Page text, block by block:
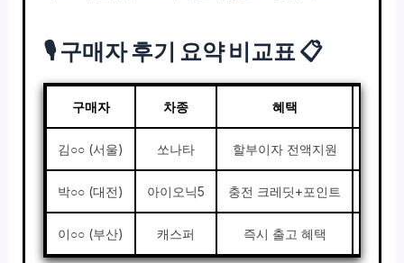
🎙️ 구매자 후기 요약 비교표 📋
구매자 차종 혜택
김○○ (서울) 쏘나타 할부이자 전액지원
박○○ (대전) 아이오닉5 충전 크레딧+포인트
이○○ (부산) 캐스퍼 즉시 출고 혜택